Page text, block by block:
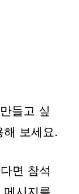
들고 싶
보세요.
면 참석